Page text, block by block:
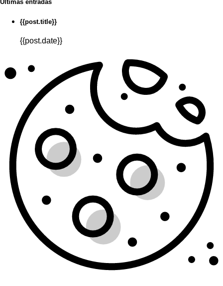
Últimas entradas
{{post.title}}
{{post.date}}